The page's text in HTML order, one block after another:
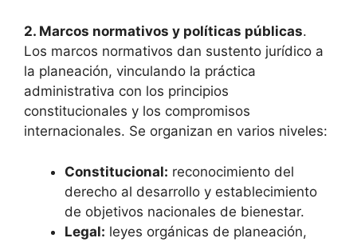
2. Marcos normativos y políticas públicas.
Los marcos normativos dan sustento jurídico a
la planeación, vinculando la práctica
administrativa con los principios
constitucionales y los compromisos
internacionales. Se organizan en varios niveles:
Constitucional: reconocimiento del
derecho al desarrollo y establecimiento
de objetivos nacionales de bienestar.
Legal: leyes orgánicas de planeación,